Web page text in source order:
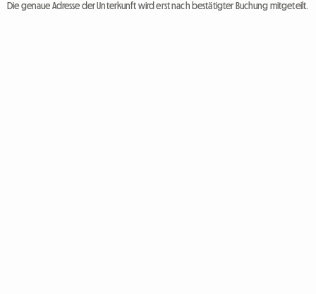
Die genaue Adresse der Unterkunft wird erst nach bestätigter Buchung mitgeteilt.